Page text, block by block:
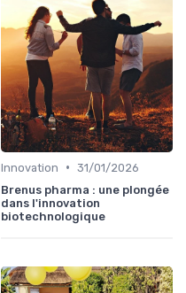
Innovation • 31/01/2026
Brenus pharma : une plongée
dans l'innovation
biotechnologique